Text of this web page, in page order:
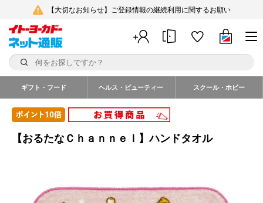
【大切なお知らせ】ご登録情報の継続利用に関するお願い
ギフト・フード ヘルス・ビューティー スクール・ホビー
【おるたなＣｈａｎｎｅｌ】ハンドタオル